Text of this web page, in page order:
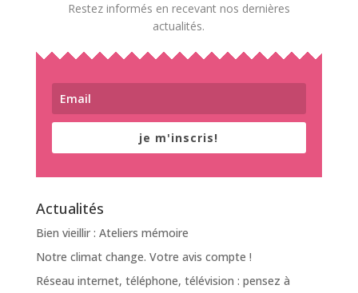
Restez informés en recevant nos dernières
actualités.
je m'inscris!
Actualités
Bien vieillir : Ateliers mémoire
Notre climat change. Votre avis compte !
Réseau internet, téléphone, télévision : pensez à